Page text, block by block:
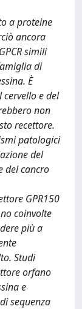
a proteine
ancora
simili
di
È
e del
non
recettore.
patologici
del
del cancro
GPR150
coinvolte
più a
Studi
orfano
e
sequenza